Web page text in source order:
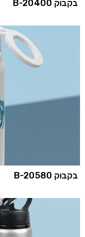
בקבוק B-20400
בקבוק B-20580